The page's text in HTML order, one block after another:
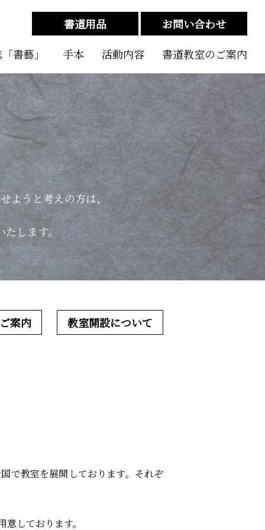
書道用品
お問い合わせ
書藝」
手本 活動内容 書道教室のご案内
ようと考えの方は、
たします。
案内 教室開設について
で教室を展開しております。それぞ
しております。